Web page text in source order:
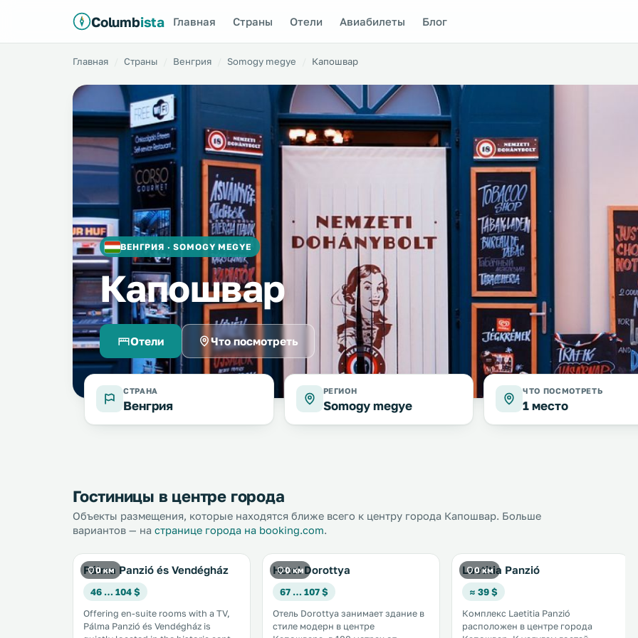
Columbista Главная Страны Отели Авиабилеты Блог
Главная Страны Венгрия Somogy megye Капошвар
ВЕНГРИЯ · SOMOGY MEGYE
Капошвар
Отели Что посмотреть
СТРАНА
Венгрия
РЕГИОН
Somogy megye
ЧТО ПОСМОТРЕТЬ
1 место
Гостиницы в центре города
Объекты размещения, которые находятся ближе всего к центру города Капошвар. Больше
вариантов — на странице города на booking.com.
0 км
Pálma Panzió és Vendégház
46 … 104 $
Offering en-suite rooms with a TV,
Pálma Panzió és Vendégház is
0 км
Hotel Dorottya
67 … 107 $
Отель Dorottya занимает здание в
стиле модерн в центре
0 км
Laetitia Panzió
≈ 39 $
Комплекс Laetitia Panzió
расположен в центре города